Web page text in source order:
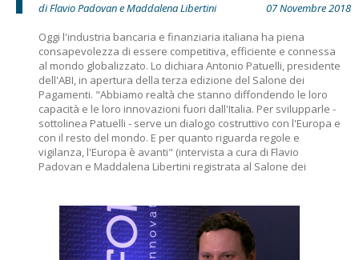
di Flavio Padovan e Maddalena Libertini
07 Novembre 2018
Oggi l'industria bancaria e finanziaria italiana ha piena
consapevolezza di essere competitiva, efficiente e connessa
al mondo globalizzato. Lo dichiara Antonio Patuelli, presidente
dell'ABI, in apertura della terza edizione del Salone dei
Pagamenti. "Abbiamo realtà che stanno diffondendo le loro
capacità e le loro innovazioni fuori dall'Italia. Per svilupparle -
sottolinea Patuelli - serve un dialogo costruttivo con l'Europa e
con il resto del mondo. E per quanto riguarda regole e
vigilanza, l'Europa è avanti" (intervista a cura di Flavio
Padovan e Maddalena Libertini registrata al Salone dei